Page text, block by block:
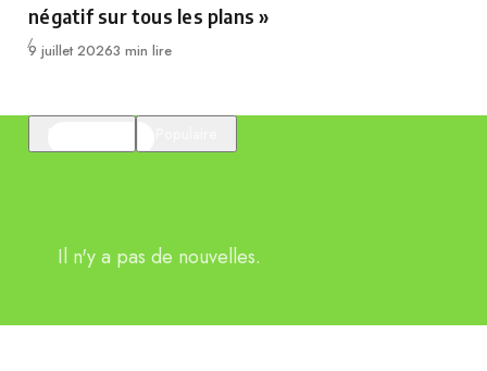
négatif sur tous les plans »
Publié
9 juillet 20263 min lire
Il n'y a pas de nouvelles.